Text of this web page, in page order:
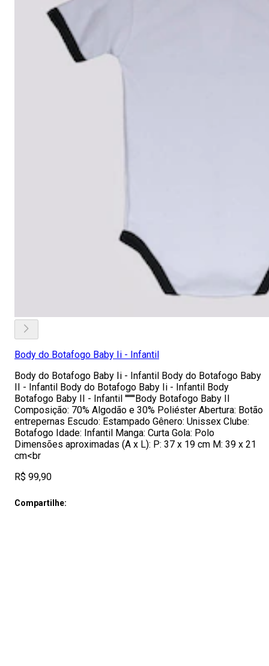
Body do Botafogo Baby Ii - Infantil
Body do Botafogo Baby Ii - Infantil Body do Botafogo Baby
II - Infantil Body do Botafogo Baby Ii - Infantil Body
Botafogo Baby II - Infantil ''''''''Body Botafogo Baby II
Composição: 70% Algodão e 30% Poliéster Abertura: Botão
entrepernas Escudo: Estampado Gênero: Unissex Clube:
Botafogo Idade: Infantil Manga: Curta Gola: Polo
Dimensões aproximadas (A x L): P: 37 x 19 cm M: 39 x 21
cm<br
R$ 99,90
Compartilhe: